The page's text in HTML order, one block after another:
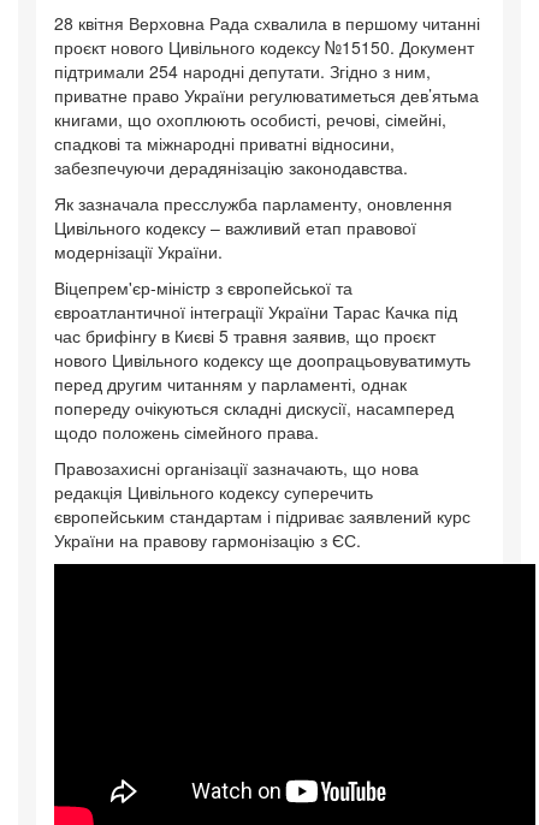
28 квітня Верховна Рада схвалила в першому читанні
проєкт нового Цивільного кодексу №15150. Документ
підтримали 254 народні депутати. Згідно з ним,
приватне право України регулюватиметься дев’ятьма
книгами, що охоплюють особисті, речові, сімейні,
спадкові та міжнародні приватні відносини,
забезпечуючи дерадянізацію законодавства.
Як зазначала пресслужба парламенту, оновлення
Цивільного кодексу – важливий етап правової
модернізації України.
Віцепрем'єр-міністр з європейської та
євроатлантичної інтеграції України Тарас Качка під
час брифінгу в Києві 5 травня заявив, що проєкт
нового Цивільного кодексу ще доопрацьовуватимуть
перед другим читанням у парламенті, однак
попереду очікуються складні дискусії, насамперед
щодо положень сімейного права.
Правозахисні організації зазначають, що нова
редакція Цивільного кодексу суперечить
європейським стандартам і підриває заявлений курс
України на правову гармонізацію з ЄС.